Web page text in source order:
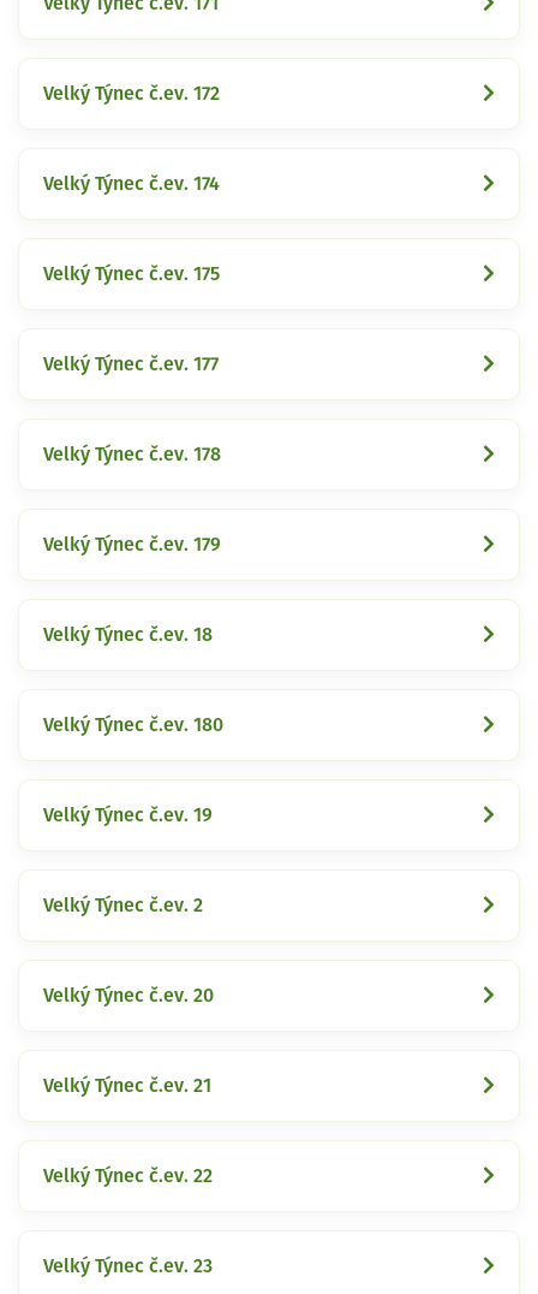
Velký Týnec č.ev. 172
Velký Týnec č.ev. 174
Velký Týnec č.ev. 175
Velký Týnec č.ev. 177
Velký Týnec č.ev. 178
Velký Týnec č.ev. 179
Velký Týnec č.ev. 18
Velký Týnec č.ev. 180
Velký Týnec č.ev. 19
Velký Týnec č.ev. 2
Velký Týnec č.ev. 20
Velký Týnec č.ev. 21
Velký Týnec č.ev. 22
Velký Týnec č.ev. 23